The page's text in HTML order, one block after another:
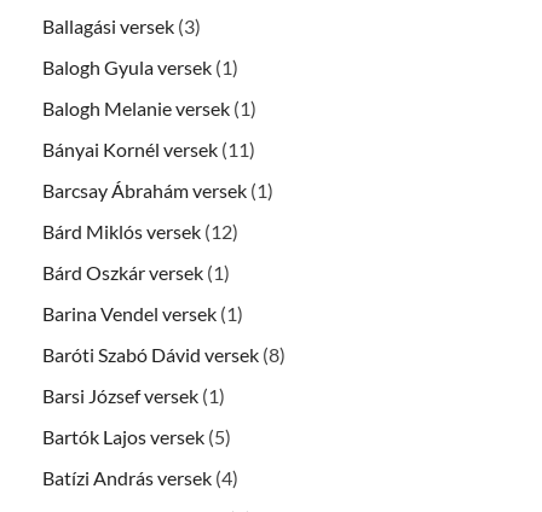
Ballagási versek (3)
Balogh Gyula versek (1)
Balogh Melanie versek (1)
Bányai Kornél versek (11)
Barcsay Ábrahám versek (1)
Bárd Miklós versek (12)
Bárd Oszkár versek (1)
Barina Vendel versek (1)
Baróti Szabó Dávid versek (8)
Barsi József versek (1)
Bartók Lajos versek (5)
Batízi András versek (4)